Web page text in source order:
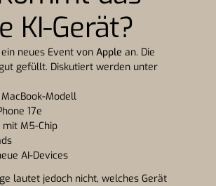
KI-Gerät?
neues Event von Apple an. Die
gefüllt. Diskutiert werden unter
Modell
17e
mit M5-Chip
AI-Devices
lautet jedoch nicht, welches Gerät